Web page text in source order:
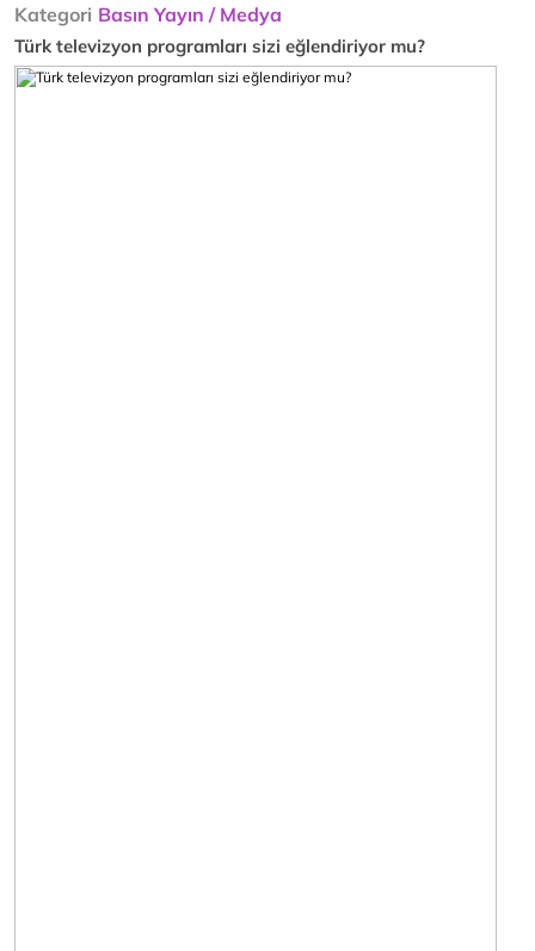
Kategori Basın Yayın / Medya
Türk televizyon programları sizi eğlendiriyor mu?